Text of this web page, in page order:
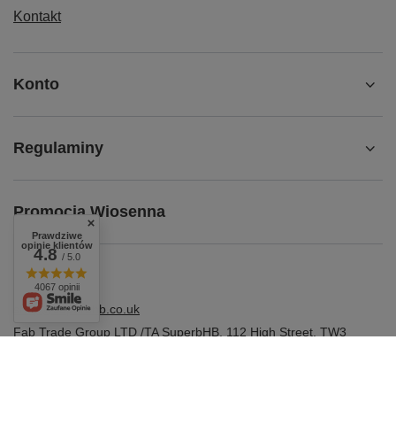
Kontakt
Konto
Regulaminy
Promocja Wiosenna
shop@superbhb.co.uk
Fab Trade Group LTD /TA SuperbHB 112 High Street TW3
Prawdziwe
opinie klientów
4.8/ 5.0
4067 opinii